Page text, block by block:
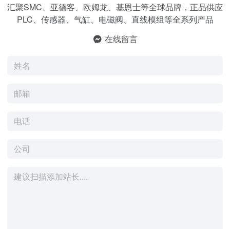
汇聚SMC、亚德客、欧姆龙、基恩士等全球品牌，正品供应
PLC、传感器、气缸、电磁阀、直线模组等全系列产品
在线留言